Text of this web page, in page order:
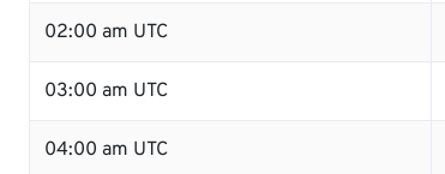
02:00 am UTC
03:00 am UTC
04:00 am UTC